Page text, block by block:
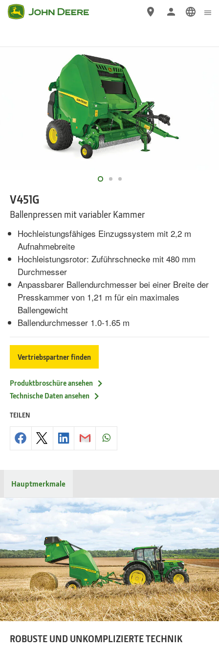
Wechseln
V451G
Ballenpressen mit variabler Kammer
Hochleistungsfähiges Einzugssystem mit 2,2 m
Aufnahmebreite
Hochleistungsrotor: Zuführschnecke mit 480 mm
Durchmesser
Anpassbarer Ballendurchmesser bei einer Breite der
Presskammer von 1,21 m für ein maximales
Ballengewicht
Ballendurchmesser 1.0-1.65 m
Vertriebspartner finden
Produktbroschüre ansehen
Technische Daten ansehen
TEILEN
Hauptmerkmale
ROBUSTE UND UNKOMPLIZIERTE TECHNIK